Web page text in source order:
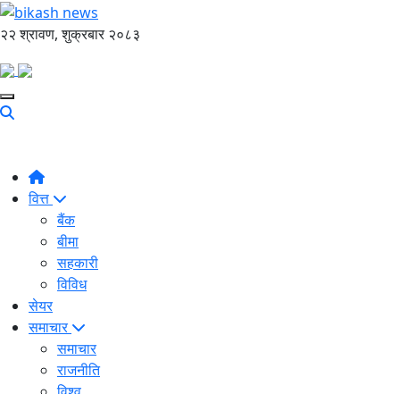
२२ श्रावण, शुक्रबार २०८३
वित्त
बैंक
बीमा
सहकारी
विविध
सेयर
समाचार
समाचार
राजनीति